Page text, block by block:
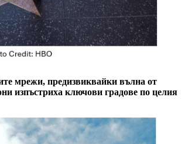
мрежи, предизвиквайки вълна от
изпъстриха ключови градове по целия